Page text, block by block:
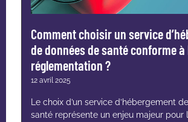
Comment choisir un service
de données de santé conforme à
réglementation ?
12 avril 2025
Le choix d’un service d’hébergement
santé représente un enjeu majeur pour